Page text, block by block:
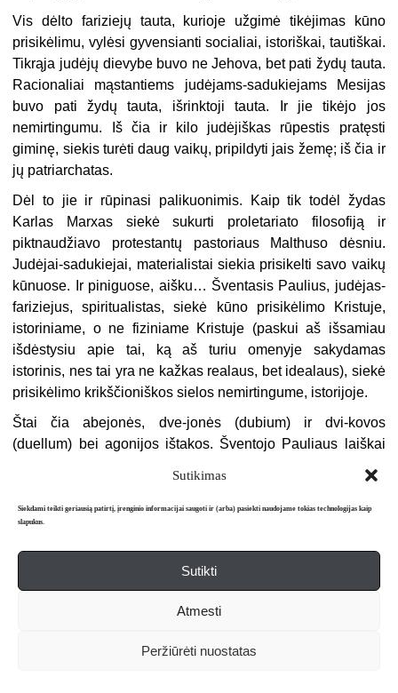
Sutikimas
Siekdami teikti geriausią patirtį, įrenginio informacijai saugoti ir (arba) pasiekti naudojame tokias technologijas kaip
slapukus.
Sutikti
Atmesti
Peržiūrėti nuostatas
Vis dėlto fariziejų tauta, kurioje užgimė tikėjimas kūno
prisikėlimu, vylėsi gyvensianti socialiai, istoriškai, tautiškai.
Tikrąja judėjų dievybe buvo ne Jehova, bet pati žydų tauta.
Racionaliai mąstantiems judėjams-sadukiejams Mesijas
buvo pati žydų tauta, išrinktoji tauta. Ir jie tikėjo jos
nemirtingumu. Iš čia ir kilo judėjiškas rūpestis pratęsti
giminę, siekis turėti daug vaikų, pripildyti jais žemę; iš čia ir
jų patriarchatas.
Dėl to jie ir rūpinasi palikuonimis. Kaip tik todėl žydas
Karlas Marxas siekė sukurti proletariato filosofiją ir
piktnaudžiavo protestantų pastoriaus Malthuso dėsniu.
Judėjai-sadukiejai, materialistai siekia prisikelti savo vaikų
kūnuose. Ir piniguose, aišku… Šventasis Paulius, judėjas-
fariziejus, spiritualistas, siekė kūno prisikėlimo Kristuje,
istoriniame, o ne fiziniame Kristuje (paskui aš išsamiau
išdėstysiu apie tai, ką aš turiu omenyje sakydamas
istorinis, nes tai yra ne kažkas realaus, bet idealaus), siekė
prisikėlimo krikščioniškos sielos nemirtingume, istorijoje.
Štai čia abejonės, dve-jonės (dubium) ir dvi-kovos
(duellum) bei agonijos ištakos. Šventojo Pauliaus laiškai
mums pateikia tauriausią agoninio stiliaus pavyzdį.
užtat apstu kovos, polemikos.
crĢstianismo.Alianza Editorial, S. A., Madrid, 2000
Prancūzų akcija (pranc.).